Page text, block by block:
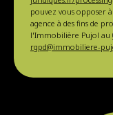
pouvez vous opposer
agence à des fins de
l'Immobilière Pujol au
rgpd@immobiliere-